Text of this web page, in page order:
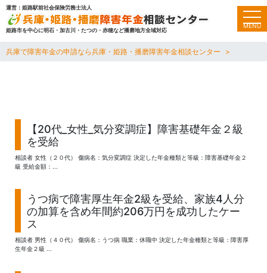
MENU
運営：姫路駅前社会保険労務士法人
姫路市を中心に明石・加古川・たつの・赤穂など播磨地方全域対応
兵庫で障害年金の申請なら兵庫・姫路・播磨障害年金相談センター
【20代_女性_気分変調症】障害基礎年金２級
を受給
相談者 女性（２０代） 傷病名：気分変調症 決定した年金種類と等級：障害基礎年金２
級 受給金額：...
うつ病で障害厚生年金2級を受給、家族4人分
の加算を含め年間約206万円を成功したケー
ス
相談者 男性（４０代） 傷病名：うつ病 職業：休職中 決定した年金種類と等級：障害厚
生年金２級 ...